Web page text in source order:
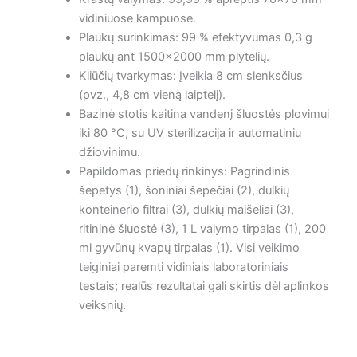
vidiniuose kampuose.
Plaukų surinkimas: 99 % efektyvumas 0,3 g
plaukų ant 1500×2000 mm plytelių.
Kliūčių tvarkymas: Įveikia 8 cm slenksčius
(pvz., 4,8 cm vieną laiptelį).
Bazinė stotis kaitina vandenį šluostės plovimui
iki 80 °C, su UV sterilizacija ir automatiniu
džiovinimu.
Papildomas priedų rinkinys: Pagrindinis
šepetys (1), šoniniai šepečiai (2), dulkių
konteinerio filtrai (3), dulkių maišeliai (3),
ritininė šluostė (3), 1 L valymo tirpalas (1), 200
ml gyvūnų kvapų tirpalas (1). Visi veikimo
teiginiai paremti vidiniais laboratoriniais
testais; realūs rezultatai gali skirtis dėl aplinkos
veiksnių.